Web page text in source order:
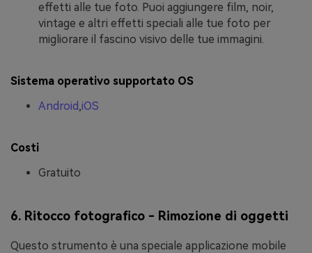
effetti alle tue foto. Puoi aggiungere film, noir,
vintage e altri effetti speciali alle tue foto per
migliorare il fascino visivo delle tue immagini.
Sistema operativo supportato OS
Android,iOS
Costi
Gratuito
6. Ritocco fotografico - Rimozione di oggetti
Questo strumento è una speciale applicazione mobile